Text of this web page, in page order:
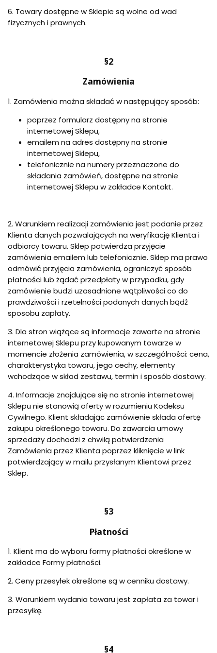
6. Towary dostępne w Sklepie są wolne od wad
fizycznych i prawnych.
§2
Zamówienia
1. Zamówienia można składać w następujący sposób:
poprzez formularz dostępny na stronie
internetowej Sklepu,
emailem na adres dostępny na stronie
internetowej Sklepu,
telefonicznie na numery przeznaczone do
składania zamówień, dostępne na stronie
internetowej Sklepu w zakładce Kontakt.
2. Warunkiem realizacji zamówienia jest podanie przez
Klienta danych pozwalających na weryfikację Klienta i
odbiorcy towaru. Sklep potwierdza przyjęcie
zamówienia emailem lub telefonicznie. Sklep ma prawo
odmówić przyjęcia zamówienia, ograniczyć sposób
płatności lub żądać przedpłaty w przypadku, gdy
zamówienie budzi uzasadnione wątpliwości co do
prawdziwości i rzetelności podanych danych bądź
sposobu zapłaty.
3. Dla stron wiążące są informacje zawarte na stronie
internetowej Sklepu przy kupowanym towarze w
momencie złożenia zamówienia, w szczególności: cena,
charakterystyka towaru, jego cechy, elementy
wchodzące w skład zestawu, termin i sposób dostawy.
4. Informacje znajdujące się na stronie internetowej
Sklepu nie stanowią oferty w rozumieniu Kodeksu
Cywilnego. Klient składając zamówienie składa ofertę
zakupu określonego towaru. Do zawarcia umowy
sprzedaży dochodzi z chwilą potwierdzenia
Zamówienia przez Klienta poprzez kliknięcie w link
potwierdzający w mailu przysłanym Klientowi przez
Sklep.
§3
Płatności
1. Klient ma do wyboru formy płatności określone w
zakładce Formy płatności.
2. Ceny przesyłek określone są w cenniku dostawy.
3. Warunkiem wydania towaru jest zapłata za towar i
przesyłkę.
§4